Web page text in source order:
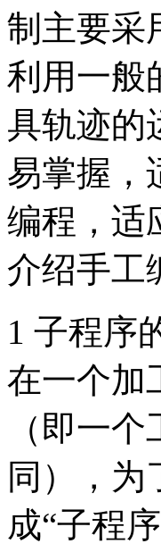
制主要采
利用一般
具轨迹的
易掌握，
编程，适
介绍手工
1 子程序
在一个加
（即一
同），为
成“子程